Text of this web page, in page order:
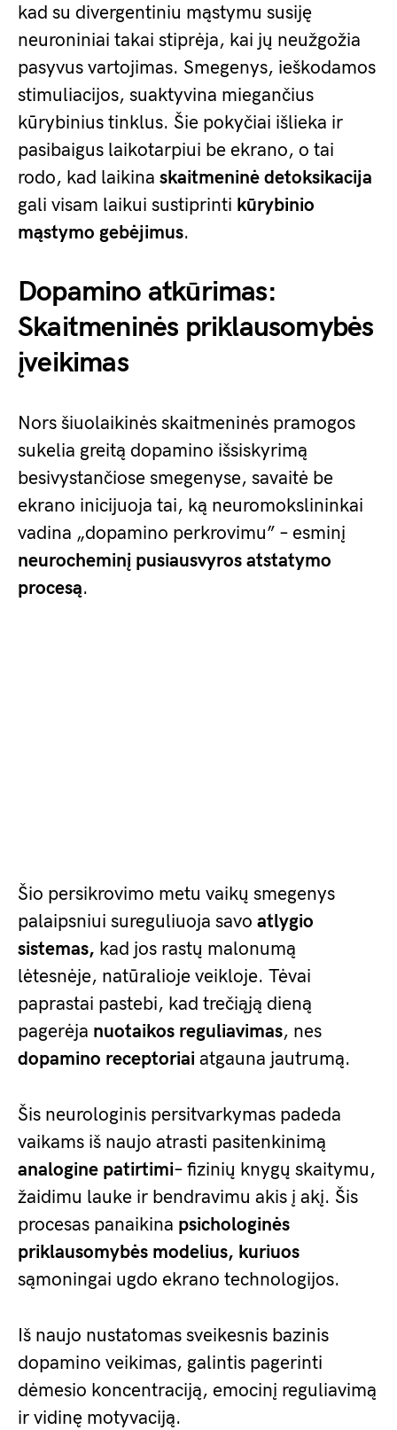
kad su divergentiniu mąstymu susiję
neuroniniai takai stiprėja, kai jų neužgožia
pasyvus vartojimas. Smegenys, ieškodamos
stimuliacijos, suaktyvina miegančius
kūrybinius tinklus. Šie pokyčiai išlieka ir
pasibaigus laikotarpiui be ekrano, o tai
rodo, kad laikina skaitmeninė detoksikacija
gali visam laikui sustiprinti kūrybinio
mąstymo gebėjimus.
Dopamino atkūrimas:
Skaitmeninės priklausomybės
įveikimas
Nors šiuolaikinės skaitmeninės pramogos
sukelia greitą dopamino išsiskyrimą
besivystančiose smegenyse, savaitė be
ekrano inicijuoja tai, ką neuromokslininkai
vadina „dopamino perkrovimu” – esminį
neurocheminį pusiausvyros atstatymo
procesą.
Šio persikrovimo metu vaikų smegenys
palaipsniui sureguliuoja savo atlygio
sistemas, kad jos rastų malonumą
lėtesnėje, natūralioje veikloje. Tėvai
paprastai pastebi, kad trečiąją dieną
pagerėja nuotaikos reguliavimas, nes
dopamino receptoriai atgauna jautrumą.
Šis neurologinis persitvarkymas padeda
vaikams iš naujo atrasti pasitenkinimą
analogine patirtimi– fizinių knygų skaitymu,
žaidimu lauke ir bendravimu akis į akį. Šis
procesas panaikina psichologinės
priklausomybės modelius, kuriuos
sąmoningai ugdo ekrano technologijos.
Iš naujo nustatomas sveikesnis bazinis
dopamino veikimas, galintis pagerinti
dėmesio koncentraciją, emocinį reguliavimą
ir vidinę motyvaciją.